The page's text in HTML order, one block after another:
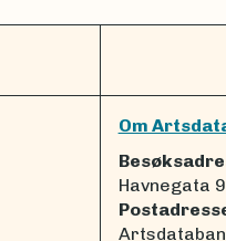
Om
Havnegata